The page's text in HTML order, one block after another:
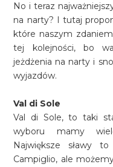
No i teraz
na narty? I tutaj
które naszym
tej kolejności, bo
jeżdżenia na narty i
wyjazdów.
Val di Sole
Val di Sole, to taki
wyboru mamy
Największe sławy
Campiglio, ale